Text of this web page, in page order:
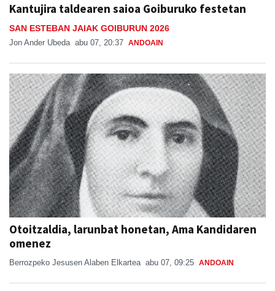
Kantujira taldearen saioa Goiburuko festetan
SAN ESTEBAN JAIAK GOIBURUN 2026
Jon Ander Ubeda abu 07, 20:37 ANDOAIN
Otoitzaldia, larunbat honetan, Ama Kandidaren
omenez
Berrozpeko Jesusen Alaben Elkartea abu 07, 09:25 ANDOAIN